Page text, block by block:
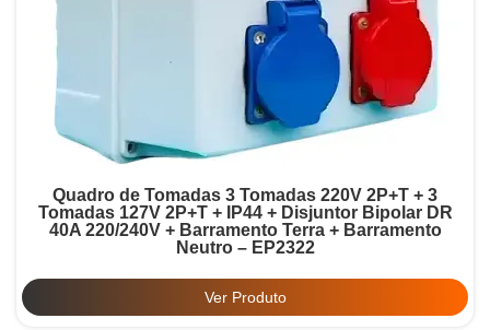
Quadro de Tomadas 3 Tomadas 220V 2P+T + 3
Tomadas 127V 2P+T + IP44 + Disjuntor Bipolar DR
40A 220/240V + Barramento Terra + Barramento
Neutro – EP2322
Ver Produto